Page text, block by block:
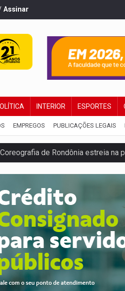
Assinar
INTERIOR ESPORTES
EMPREGOS PUBLICAÇÕES LEGAIS
de Rondônia estreia na
2026:Sgt. Mouza esclarece 'erro
Sinjur parabeniza servidores
Legal: AVISO DE LICITAÇÃO:
Polícia apreende mais de uma
PRESENTES: Confira os
Idoso é filmado furtando
Comarca de Nova Mamoré terá
FÚRIA: Assessoria denuncia